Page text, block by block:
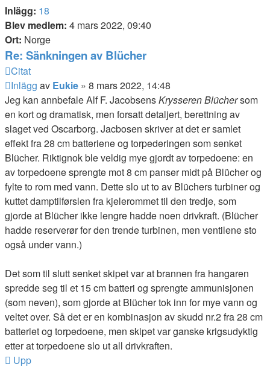
Inlägg: 18
Blev medlem: 4 mars 2022, 09:40
Ort: Norge
Re: Sänkningen av Blücher
Citat
Inlägg av Eukie » 8 mars 2022, 14:48
Jeg kan annbefale Alf F. JacobsensKrysseren Blüchersom
en kort og dramatisk, men forsatt detaljert, berettning av
slaget ved Oscarborg. Jacbosen skriver at det er samlet
effekt fra 28 cm batteriene og torpederingen som senket
Blücher. Riktignok ble veldig mye gjordt av torpedoene: en
av torpedoene sprengte mot 8 cm panser midt på Blücher og
fylte to rom med vann. Dette slo ut to av Blüchers turbiner og
kuttet damptilførslen fra kjelerommet til den tredje, som
gjorde at Blücher ikke lengre hadde noen drivkraft. (Blücher
hadde reserverør for den trende turbinen, men ventilene sto
også under vann.)
Det som til slutt senket skipet var at brannen fra hangaren
spredde seg til et 15 cm batteri og sprengte ammunisjonen
(som neven), som gjorde at Blücher tok inn for mye vann og
veltet over. Så det er en kombinasjon av skudd nr.2 fra 28 cm
batteriet og torpedoene, men skipet var ganske krigsudyktig
etter at torpedoene slo ut all drivkraften.
Upp